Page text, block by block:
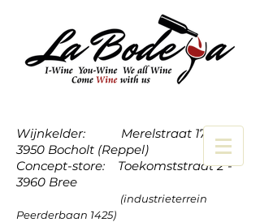
Wijnkelder: Merelstraat 17a -
3950 Bocholt (Reppel)
Concept-store: Toekomststraat 2 -
3960 Bree
(industrieterrein
Peerderbaan 1425)